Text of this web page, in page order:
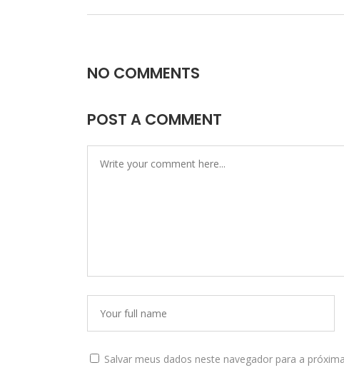
NO COMMENTS
POST A COMMENT
Salvar meus dados neste navegador para a